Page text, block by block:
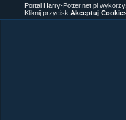
Portal Harry-Potter.net.pl
Kliknij przycisk Akceptuj